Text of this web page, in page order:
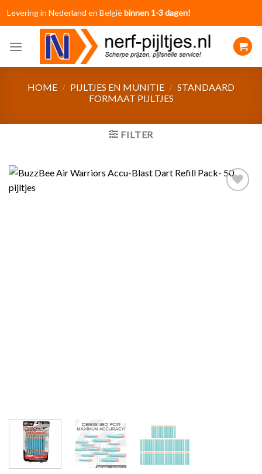
Levering in Nederland en Belgiëbinnen 1-3 dagen!
HOME / PIJLTJES EN MUNITIE / STANDAARD
FORMAAT PIJLTJES
FILTER